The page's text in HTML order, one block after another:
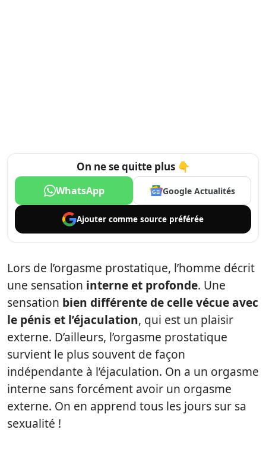
On ne se quitte plus 👇
WhatsApp Google Actualités
Ajouter comme source préférée
Lors de l’orgasme prostatique, l’homme décrit
une sensation interne et profonde. Une
sensation bien différente de celle vécue avec
le pénis et l’éjaculation, qui est un plaisir
externe. D’ailleurs, l’orgasme prostatique
survient le plus souvent de façon
indépendante à l’éjaculation. On a un orgasme
interne sans forcément avoir un orgasme
externe. On en apprend tous les jours sur sa
sexualité !